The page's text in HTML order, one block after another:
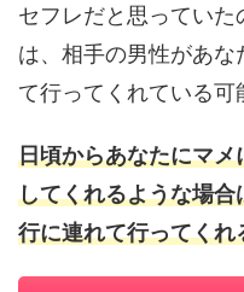
セフレだと思ってい
は、相手の男性があ
て行ってくれている可
日頃からあなたにマ
してくれるような場
行に連れて行ってくれ